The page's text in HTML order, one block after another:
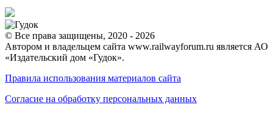
© Все права защищены, 2020 - 2026
Автором и владельцем сайта www.railwayforum.ru является АО
«Издательский дом «Гудок».
Правила использования материалов сайта
Согласие на обработку персональных данных